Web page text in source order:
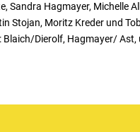
Sandra Hagmayer, Michelle
Stojan, Moritz Kreder und
Blaich/Dierolf, Hagmayer/